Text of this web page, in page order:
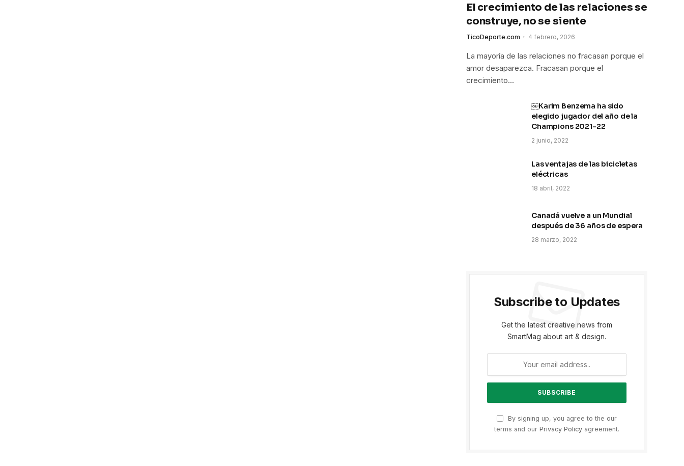
El crecimiento de las relaciones se
construye, no se siente
TicoDeporte.com 4 febrero, 2026
La mayoría de las relaciones no fracasan porque el
amor desaparezca. Fracasan porque el
crecimiento…
￼Karim Benzema ha sido
elegido jugador del año de la
Champions 2021-22
2 junio, 2022
Las ventajas de las bicicletas
eléctricas
18 abril, 2022
Canadá vuelve a un Mundial
después de 36 años de espera
28 marzo, 2022
Subscribe to Updates
Get the latest creative news from
SmartMag about art & design.
By signing up, you agree to the our
terms and our Privacy Policy agreement.